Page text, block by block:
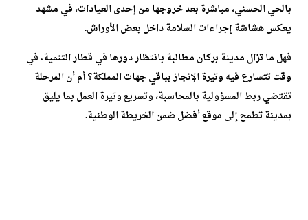
بالحي الحسني، مباشرة بعد خروجها من إحدى العيادات، في مشهد
يعكس هشاشة إجراءات السلامة داخل بعض الأوراش.
فهل ما تزال مدينة بركان مطالبة بانتظار دورها في قطار التنمية، في
وقت تتسارع فيه وتيرة الإنجاز بباقي جهات المملكة؟ أم أن المرحلة
تقتضي ربط المسؤولية بالمحاسبة، وتسريع وتيرة العمل بما يليق
بمدينة تطمح إلى موقع أفضل ضمن الخريطة الوطنية.